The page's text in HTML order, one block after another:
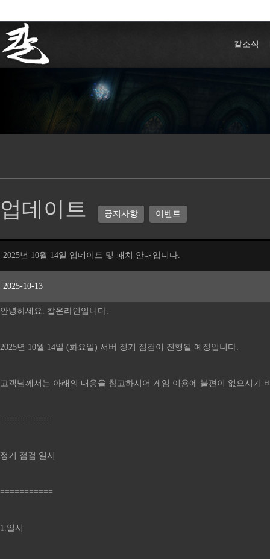
칼소식
업데이트 공지사항 이벤트
2025년 10월 14일 업데이트 및 패치 안내입니다.
2025-10-13
안녕하세요. 칼온라인입니다.
2025년 10월 14일 (화요일) 서버 정기 점검이 진행될 예정입니다.
고객님께서는 아래의 내용을 참고하시어 게임 이용에 불편이 없으시기
===========
정기 점검 일시
===========
1.일시